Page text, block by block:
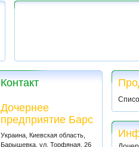
Контакт
Дочернее
предприятие Барс
Украина, Киевская область,
Барышевка, ул. Торфяная, 26